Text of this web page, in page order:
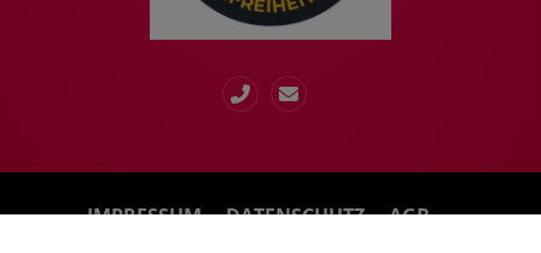
IMPRESSUM DATENSCHUTZ
AGB